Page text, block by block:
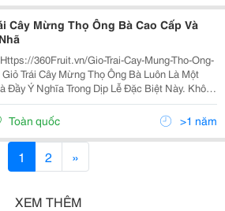
Cây Mừng Thọ Ông Bà Cao Cấp Và
360Fruit.vn/Gio-Trai-Cay-Mung-Tho-Ong-
Đầy Ý Nghĩa Trong Dịp Lễ Đặc Biệt Này. Không
Lựa Chọn Thanh Tao Và Giàu Dinh Dưỡng,
Cây Còn Gửi Gắm Những Lời Chúc...
Toàn quốc >1 năm
1 2 »
XEM THÊM